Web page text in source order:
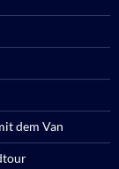
dem Van